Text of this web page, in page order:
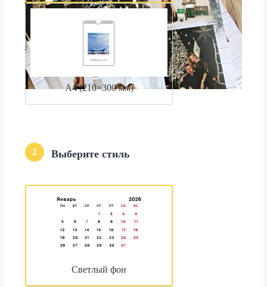
А4 (210×300 мм)
2 Выберите стиль
Светлый фон